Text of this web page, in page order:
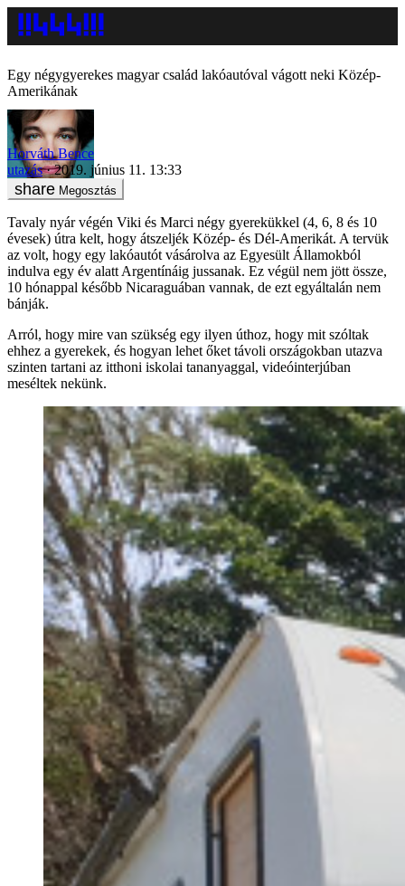
Egy négygyerekes magyar család lakóautóval vágott neki Közép-
Amerikának
Horváth Bence
utazás
2019. június 11. 13:33
Megosztás
Tavaly nyár végén Viki és Marci négy gyerekükkel (4, 6, 8 és 10
évesek) útra kelt, hogy átszeljék Közép- és Dél-Amerikát. A tervük
az volt, hogy egy lakóautót vásárolva az Egyesült Államokból
indulva egy év alatt Argentínáig jussanak. Ez végül nem jött össze,
10 hónappal később Nicaraguában vannak, de ezt egyáltalán nem
bánják.
Arról, hogy mire van szükség egy ilyen úthoz, hogy mit szóltak
ehhez a gyerekek, és hogyan lehet őket távoli országokban utazva
szinten tartani az itthoni iskolai tananyaggal, videóinterjúban
meséltek nekünk.